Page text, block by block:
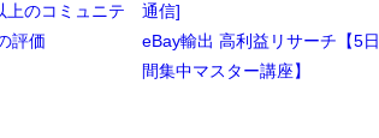
上のコミュニテ
評価
通信]
eBay輸出 高利益リサーチ【5日
間集中マスター講座】
User Account
User Account